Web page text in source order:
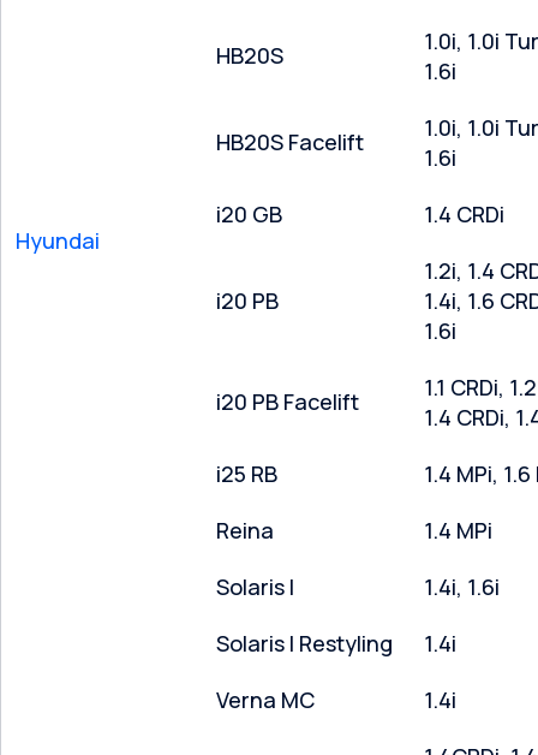
Hyundai
HB20S
1.0i, 1.0i
1.6i
HB20S Facelift
1.0i, 1.0i
1.6i
i20 GB
1.4 CRDi
i20 PB
1.2i, 1.4
1.4i, 1.6
1.6i
i20 PB Facelift
1.1 CRDi,
1.4 CRDi,
i25 RB
1.4 MPi, 1.6
Reina
1.4 MPi
Solaris I
1.4i, 1.6i
Solaris I Restyling
1.4i
Verna MC
1.4i